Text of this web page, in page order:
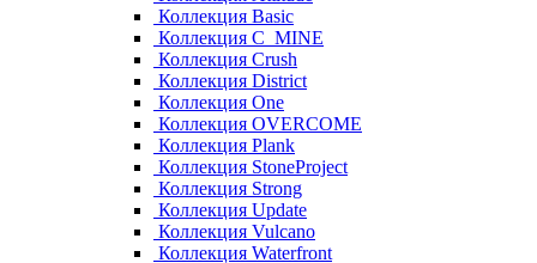
Коллекция Basic
Коллекция C_MINE
Коллекция Crush
Коллекция District
Коллекция One
Коллекция OVERCOME
Коллекция Plank
Коллекция StoneProject
Коллекция Strong
Коллекция Update
Коллекция Vulcano
Коллекция Waterfront